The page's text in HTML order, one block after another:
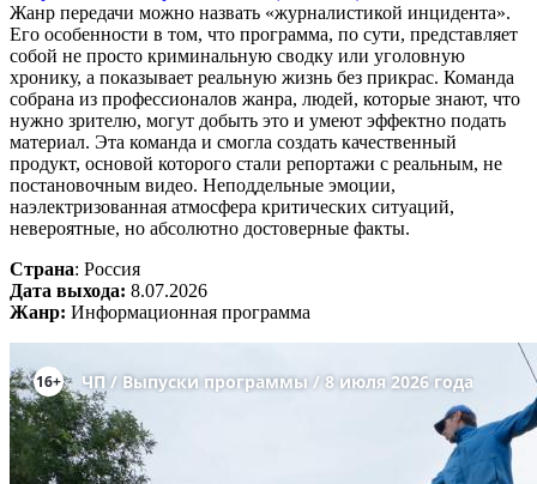
Жанр передачи можно назвать «журналистикой инцидента».
Его особенности в том, что программа, по сути, представляет
собой не просто криминальную сводку или уголовную
хронику, а показывает реальную жизнь без прикрас. Команда
собрана из профессионалов жанра, людей, которые знают, что
нужно зрителю, могут добыть это и умеют эффектно подать
материал. Эта команда и смогла создать качественный
продукт, основой которого стали репортажи с реальным, не
постановочным видео. Неподдельные эмоции,
наэлектризованная атмосфера критических ситуаций,
невероятные, но абсолютно достоверные факты.
Страна: Россия
Дата выхода: 8.07.2026
Жанр: Информационная программа